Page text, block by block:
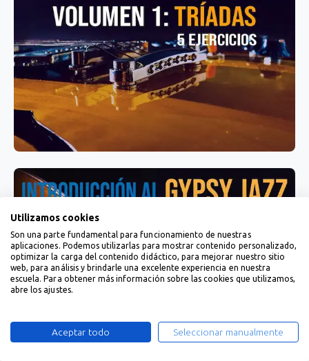
Utilizamos cookies
Son una parte fundamental para funcionamiento de nuestras
aplicaciones. Podemos utilizarlas para mostrar contenido personalizado,
optimizar la carga del contenido didáctico, para mejorar nuestro sitio
web, para análisis y brindarle una excelente experiencia en nuestra
escuela. Para obtener más información sobre las cookies que utilizamos,
abre los ajustes.
Aceptar todo Seleccionar manualmente